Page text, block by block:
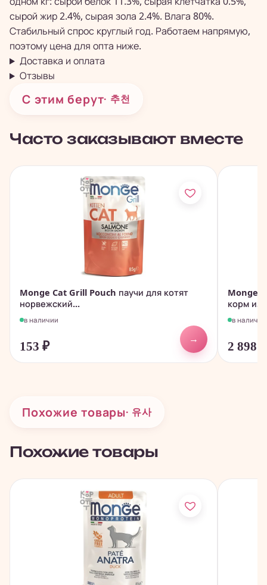
сырой жир 2.4%, сырая зола 2.4%. Влага 80%.
Стабильный спрос круглый год. Работаем напрямую,
поэтому цена для опта ниже.
Доставка и оплата
Отзывы
С этим берут· 추천
Часто заказывают вместе
Monge Cat Grill Pouch паучи для котят
норвежский...
в наличии
153 ₽
→
Monge
корм
в наличии
2 898
Похожие товары· 유사
Похожие товары